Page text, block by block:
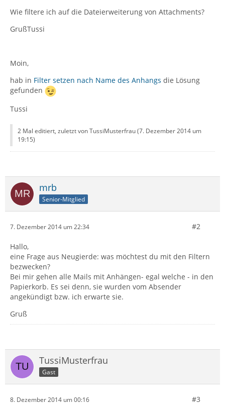
Wie filtere ich auf die Dateierweiterung von Attachments?
GrußTussi
Moin,
hab in Filter setzen nach Name des Anhangs die Lösung
gefunden
Tussi
2 Mal editiert, zuletzt von TussiMusterfrau (7. Dezember 2014 um
19:15)
mrb
Senior-Mitglied
7. Dezember 2014 um 22:34 #2
Hallo,
eine Frage aus Neugierde: was möchtest du mit den Filtern
bezwecken?
Bei mir gehen alle Mails mit Anhängen- egal welche - in den
Papierkorb. Es sei denn, sie wurden vom Absender
angekündigt bzw. ich erwarte sie.
Gruß
TussiMusterfrau
Gast
8. Dezember 2014 um 00:16 #3